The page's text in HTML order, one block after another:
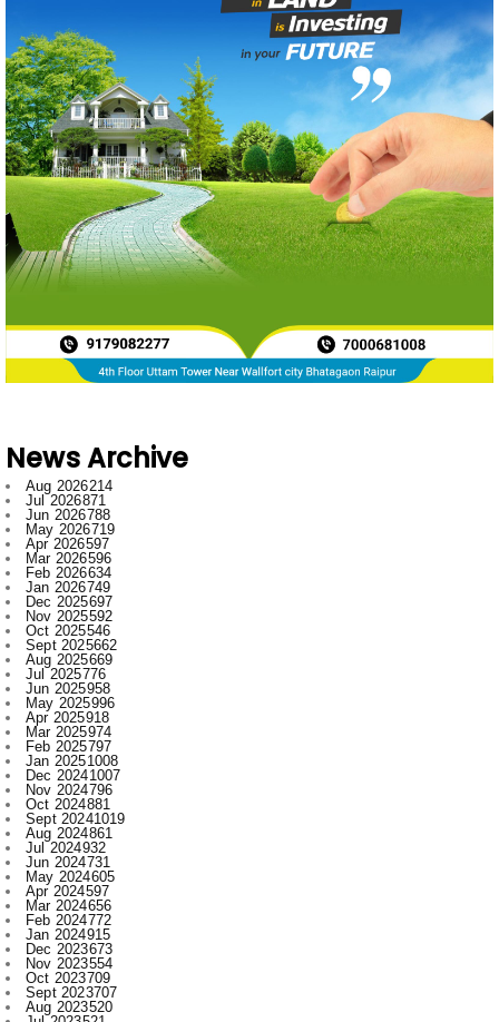
News Archive
Jun 2026
788
May 2026719
Apr 2026597
Mar 2026596
Feb 2026634
Jan 2026749
Dec 2025697
Nov 2025592
Oct 2025546
Sept 2025662
Aug 2025669
Jul 2025776
Jun 2025958
May 2025996
Apr 2025918
Mar 2025974
Feb 2025797
Jan 20251008
Dec 20241007
Nov 2024796
Oct 2024881
Sept 20241019
Aug 2024861
Jul 2024932
Jun 2024731
May 2024605
Apr 2024597
Mar 2024656
Feb 2024772
Jan 2024915
Dec 2023673
Nov 2023554
Oct 2023709
Sept 2023707
Aug 2023520
Jul 2023521
Jun 2023480
May 2023316
Apr 2023522
Mar 2023593